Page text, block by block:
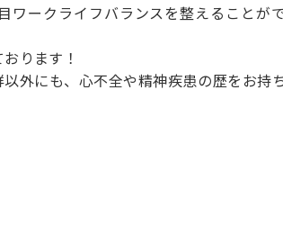
ークライフバランスを整えることが
ります！
外にも、心不全や精神疾患の歴をお持